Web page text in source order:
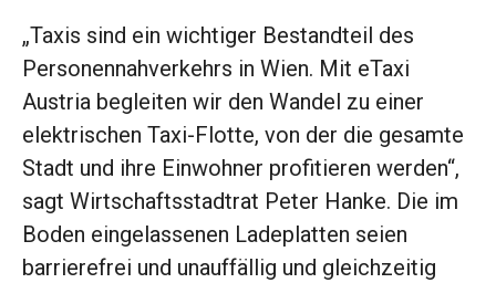
„Taxis sind ein wichtiger Bestandteil des
Personennahverkehrs in Wien. Mit eTaxi
Austria begleiten wir den Wandel zu einer
elektrischen Taxi-Flotte, von der die gesamte
Stadt und ihre Einwohner profitieren werden“,
sagt Wirtschaftsstadtrat Peter Hanke. Die im
Boden eingelassenen Ladeplatten seien
barrierefrei und unauffällig und gleichzeitig